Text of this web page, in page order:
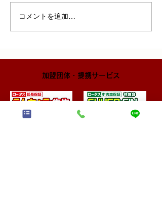
コメントを追加…
​加盟団体・提携サービス